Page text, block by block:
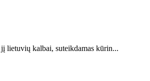
lietuvių kalbai, suteikdamas kūrin...